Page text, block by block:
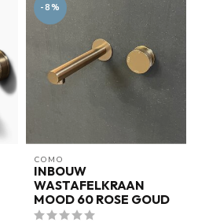
-8%
COMO
INBOUW
WASTAFELKRAAN
MOOD 60 ROSE GOUD